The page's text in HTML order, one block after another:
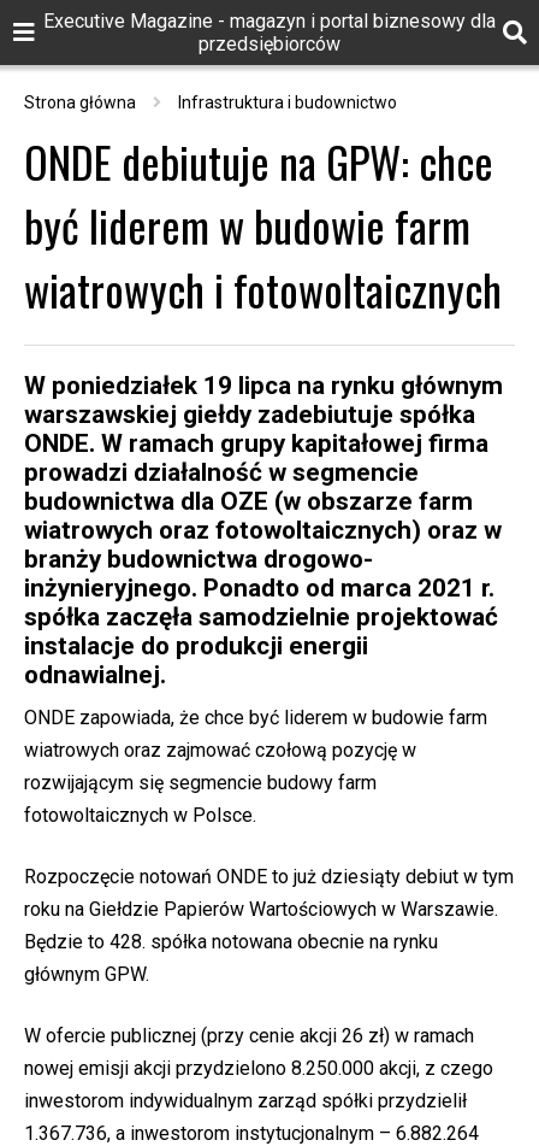
Executive Magazine - magazyn i portal biznesowy dla
przedsiębiorców
Strona główna Infrastruktura i budownictwo
ONDE debiutuje na GPW: chce
być liderem w budowie farm
wiatrowych i fotowoltaicznych
W poniedziałek 19 lipca na rynku głównym
warszawskiej giełdy zadebiutuje spółka
ONDE. W ramach grupy kapitałowej firma
prowadzi działalność w segmencie
budownictwa dla OZE (w obszarze farm
wiatrowych oraz fotowoltaicznych) oraz w
branży budownictwa drogowo-
inżynieryjnego. Ponadto od marca 2021 r.
spółka zaczęła samodzielnie projektować
instalacje do produkcji energii
odnawialnej.
ONDE zapowiada, że chce być liderem w budowie farm
wiatrowych oraz zajmować czołową pozycję w
rozwijającym się segmencie budowy farm
fotowoltaicznych w Polsce.
Rozpoczęcie notowań ONDE to już dziesiąty debiut w tym
roku na Giełdzie Papierów Wartościowych w Warszawie.
Będzie to 428. spółka notowana obecnie na rynku
głównym GPW.
W ofercie publicznej (przy cenie akcji 26 zł) w ramach
nowej emisji akcji przydzielono 8.250.000 akcji, z czego
inwestorom indywidualnym zarząd spółki przydzielił
1.367.736, a inwestorom instytucjonalnym – 6.882.264